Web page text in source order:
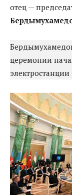
отец —
церемонии
электростанции